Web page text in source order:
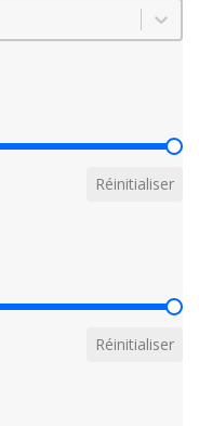
Réinitialiser
Réinitialiser